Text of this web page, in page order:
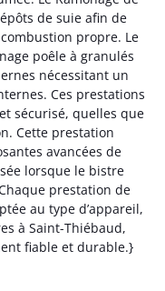
de suie afin de
propre. Le
poêle à granulés
nécessitant un
Ces prestations
sécurisé, quelles que
Cette prestation
avancées de
lorsque le bistre
prestation de
au type d’appareil,
à Saint-Thiébaud,
fiable et durable.}